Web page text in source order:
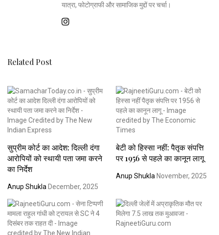
यात्रा, फोटोग्राफी और सामाजिक मुद्दों पर चर्चा।
Related Post
सुप्रीम कोर्ट का आदेश: दिल्ली दंगा
आरोपियों को स्थायी पता जमा करने
का निर्देश
Anup Shukla December, 2025
बेटी को हिस्सा नहीं: पैतृक संपत्ति
पर 1956 से पहले का कानून लागू
Anup ShuklaNovember, 2025